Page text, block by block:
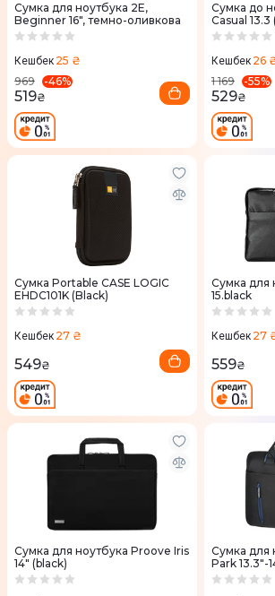
Сумка для ноутбука 2E,
Beginner 16", темно-оливкова
Кешбек 25 ₴
969
-46%
519₴
Сумка до
Casual 13.3
NV
Кешбек 26
1 169
-55%
529₴
Сумка Portable CASE LOGIC
EHDC101K (Black)
Кешбек 27 ₴
549₴
Сумка для
15.black
Кешбек 27
559₴
Сумка для ноутбука Proove Iris
14" (black)
Сумка для
Park 13.3"-14,1" (Black) 2E-
CBN413BK